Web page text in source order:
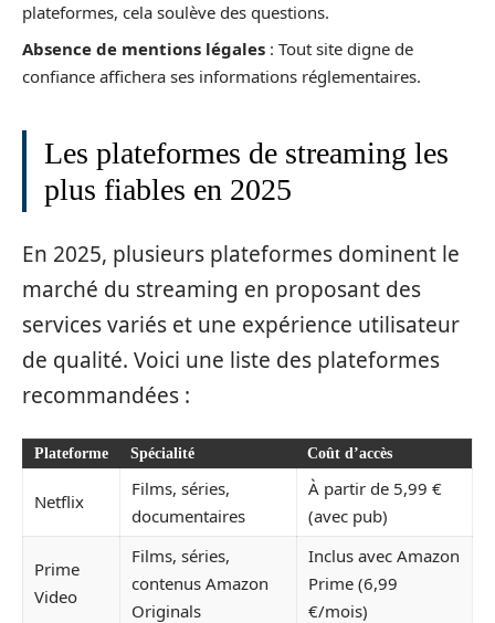
plateformes, cela soulève des questions.
Absence de mentions légales : Tout site digne de
confiance affichera ses informations réglementaires.
Les plateformes de streaming les
plus fiables en 2025
En 2025, plusieurs plateformes dominent le
marché du streaming en proposant des
services variés et une expérience utilisateur
de qualité. Voici une liste des plateformes
recommandées :
Plateforme Spécialité Coût d’accès
Netflix
Films, séries,
documentaires
À partir de 5,99 €
(avec pub)
Prime
Video
Films, séries,
contenus Amazon
Originals
Inclus avec Amazon
Prime (6,99
€/mois)